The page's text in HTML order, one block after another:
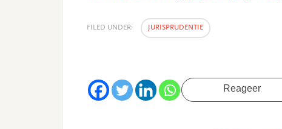
FILED UNDER: JURISPRUDENTIE
Reageer